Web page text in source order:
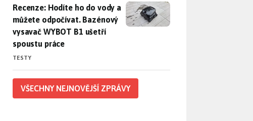
Recenze: Hodíte ho do vody a můžete odpočívat. Bazénový
Recenze: Hodíte ho do vody a
můžete odpočívat. Bazénový
vysavač WYBOT B1 ušetří
spoustu práce
TESTY
VŠECHNY NEJNOVĚJŠÍ ZPRÁVY